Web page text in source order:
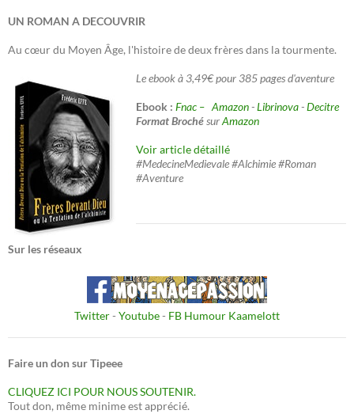
UN ROMAN A DECOUVRIR
Au cœur du Moyen Âge, l'histoire de deux frères dans la tourmente.
Le ebook à 3,49€ pour 385 pages d'aventure
Ebook : Fnac – Amazon-Librinova-Decitre
Format BrochésurAmazon
Voir article détaillé
#MedecineMedievale #Alchimie #Roman
#Aventure
Sur les réseaux
Twitter- Youtube- FB Humour Kaamelott
Faire un don sur Tipeee
CLIQUEZ ICI POUR NOUS SOUTENIR.
Tout don, même minime est apprécié.